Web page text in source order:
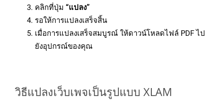
คลิกที่ปุ่ม “แปลง”
รอให้การแปลงเสร็จสิ้น
เมื่อการแปลงเสร็จสมบูรณ์ ให้ดาวน์โหลดไฟล์ PDF ไป
ยังอุปกรณ์ของคุณ
วิธีแปลงเว็บเพจเป็นรูปแบบ XLAM